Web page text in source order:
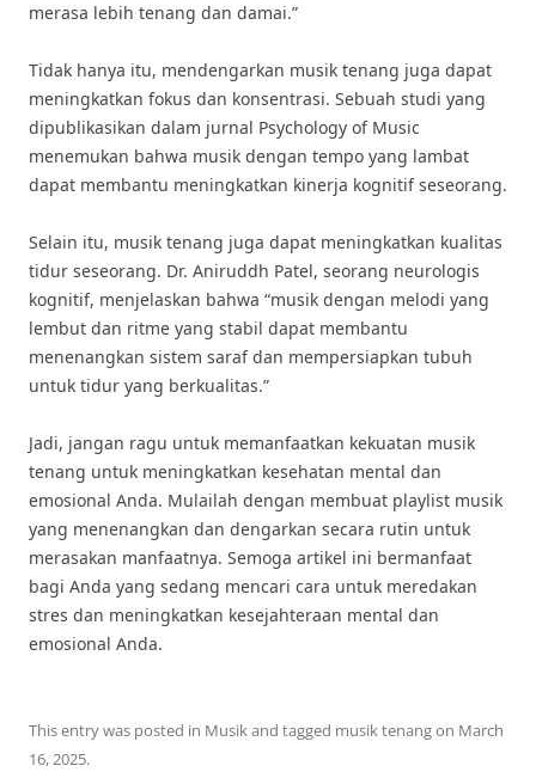
merasa lebih tenang dan damai.”
Tidak hanya itu, mendengarkan musik tenang juga dapat
meningkatkan fokus dan konsentrasi. Sebuah studi yang
dipublikasikan dalam jurnal Psychology of Music
menemukan bahwa musik dengan tempo yang lambat
dapat membantu meningkatkan kinerja kognitif seseorang.
Selain itu, musik tenang juga dapat meningkatkan kualitas
tidur seseorang. Dr. Aniruddh Patel, seorang neurologis
kognitif, menjelaskan bahwa “musik dengan melodi yang
lembut dan ritme yang stabil dapat membantu
menenangkan sistem saraf dan mempersiapkan tubuh
untuk tidur yang berkualitas.”
Jadi, jangan ragu untuk memanfaatkan kekuatan musik
tenang untuk meningkatkan kesehatan mental dan
emosional Anda. Mulailah dengan membuat playlist musik
yang menenangkan dan dengarkan secara rutin untuk
merasakan manfaatnya. Semoga artikel ini bermanfaat
bagi Anda yang sedang mencari cara untuk meredakan
stres dan meningkatkan kesejahteraan mental dan
emosional Anda.
This entry was posted in Musikand tagged musik tenangon March
16, 2025.